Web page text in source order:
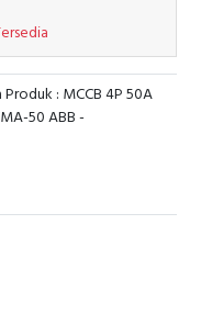
Produk : MCCB 4P 50A
50 ABB -